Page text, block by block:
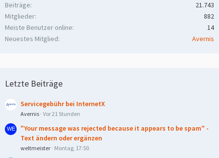
Beiträge
21.743
Mitglieder
882
Meiste Benutzer online
14
Neuestes Mitglied
Avernis
Letzte Beiträge
Servicegebühr bei InternetX
Avernis Vor 21 Stunden
"Your message was rejected because it appears to be spam" -
Text ändern oder ergänzen
weltmeister Montag, 17:50